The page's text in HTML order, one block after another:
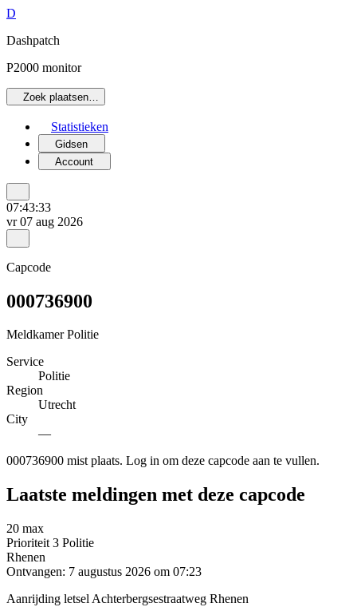
D
Dashpatch
P2000 monitor
Zoek plaatsen…
Statistieken
Gidsen
Account
07:43:33
vr 07 aug 2026
Capcode
000736900
Meldkamer Politie
Service
Politie
Region
Utrecht
City
—
000736900 mist plaats. Log in om deze capcode aan te vullen.
Laatste meldingen met deze capcode
20 max
Prioriteit 3 Politie
Rhenen
Ontvangen: 7 augustus 2026 om 07:23
Aanrijding letsel Achterbergsestraatweg Rhenen